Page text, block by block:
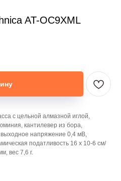
AT-OC9XML
с цельной алмазной иглой,
кантилевер из бора,
выходное напряжение 0,4 мВ,
податливость 16 х 10-6 см/
вес 7,6 г.